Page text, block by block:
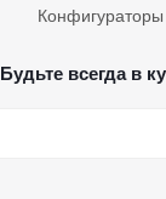
Конфигураторы
Будьте всегда в